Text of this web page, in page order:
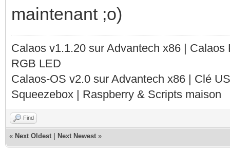
maintenant ;o)
Calaos v1.1.20 sur Advantech x86 |
RGB LED
Calaos-OS v2.0 sur Advantech x86 | Clé
Squeezebox | Raspberry & Scripts maison
Find
« Next Oldest Next Newest »